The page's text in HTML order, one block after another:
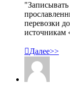
перевозки
источникам
Далее>>